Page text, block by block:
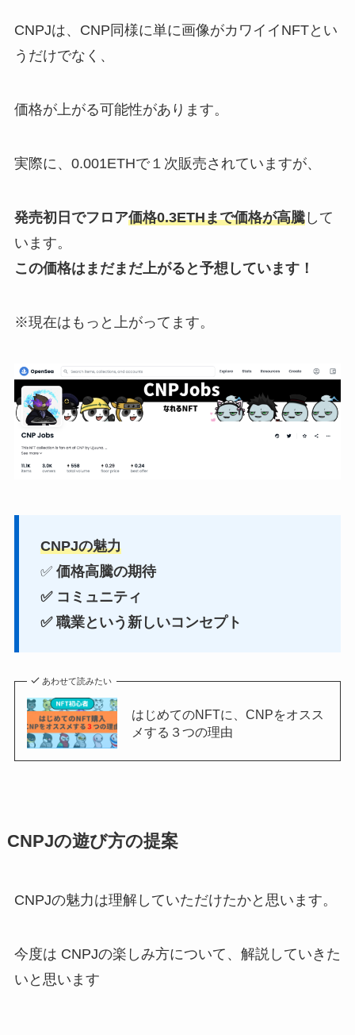
CNPJは、CNP同様に単に画像がカワイイNFTとい
うだけでなく、
価格が上がる可能性があります。
実際に、0.001ETHで１次販売されていますが、
発売初日でフロア価格0.3ETHまで価格が高騰して
います。
この価格はまだまだ上がると予想しています！
※現在はもっと上がってます。
CNPJの魅力
✅ 価格高騰の期待
✅ コミュニティ
✅ 職業という新しいコンセプト
あわせて読みたい
はじめてのNFTに、CNPをオスス
メする３つの理由
CNPJの遊び方の提案
CNPJの魅力は理解していただけたかと思います。
今度は CNPJの楽しみ方について、解説していきた
いと思います